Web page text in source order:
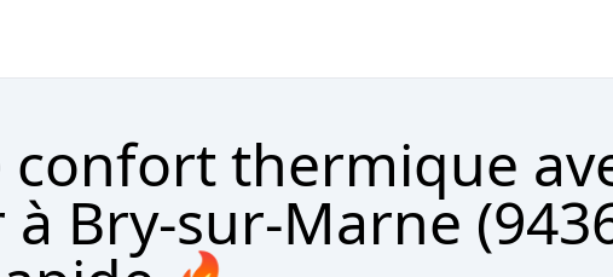
thermique
Bry-sur-Marne